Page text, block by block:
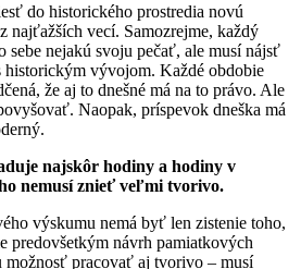
do historického prostredia novú
najťažších vecí. Samozrejme, každý
sebe nejakú svoju pečať, ale musí nájsť
historickým vývojom. Každé obdobie
že aj to dnešné má na to právo. Ale
Naopak, príspevok dneška má
najskôr hodiny a hodiny v
nemusí znieť veľmi tvorivo.
výskumu nemá byť len zistenie toho,
predovšetkým návrh pamiatkových
možnosť pracovať aj tvorivo – musí